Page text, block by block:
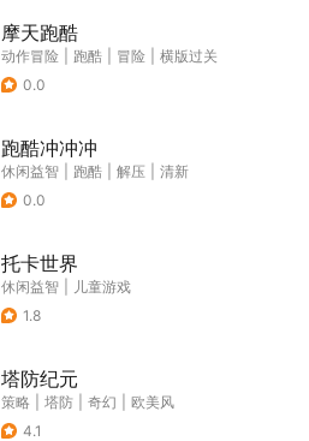
摩天跑酷
动作冒险 跑酷 冒险
横版过关
0.0
跑酷冲冲冲
休闲益智 跑酷 解压
清新
0.0
托卡世界
休闲益智
儿童游戏
1.8
塔防纪元
策略 塔防 奇幻
欧美风
4.1